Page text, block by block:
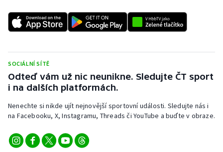
SOCIÁLNÍ SÍTĚ
Odteď vám už nic neunikne. Sledujte ČT sport
i na dalších platformách.
Nenechte si nikde ujít nejnovější sportovní události. Sledujte nás i
na Facebooku, X, Instagramu, Threads či YouTube a buďte v obraze.